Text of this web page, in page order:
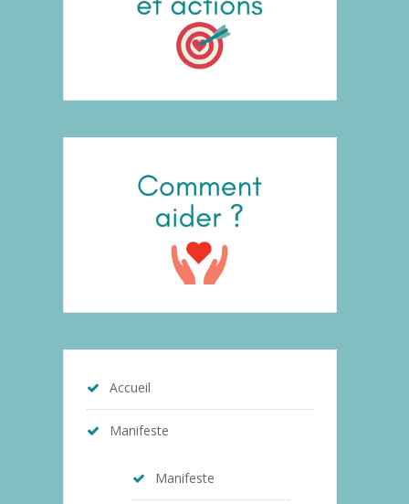
Accueil
Manifeste
Manifeste